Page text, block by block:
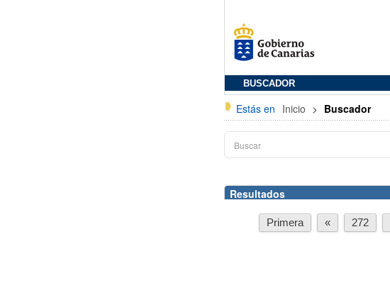
BUSCADOR
Estás en Inicio > Buscador
Resultados
Primera « 272